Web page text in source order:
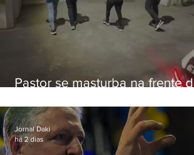
Pastor se masturba na frente de
Jornal Daki
há 2 dias